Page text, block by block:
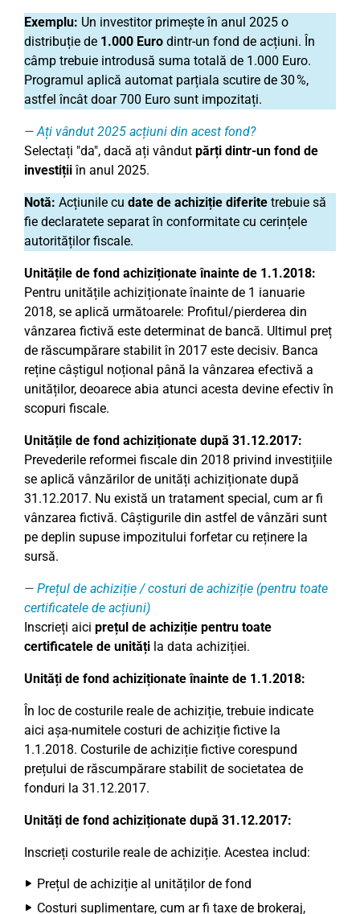
Exemplu: Un investitor primește în anul 2025 o
distribuție de 1.000 Euro dintr-un fond de acțiuni. În
câmp trebuie introdusă suma totală de 1.000 Euro.
Programul aplică automat parțiala scutire de 30 %,
astfel încât doar 700 Euro sunt impozitați.
Ați vândut 2025 acțiuni din acest fond?
Selectați "da", dacă ați vândut părți dintr-un fond de
investițiiîn anul 2025.
Notă: Acțiunile cu date de achiziție diferite trebuie să
fie declaratete separat în conformitate cu cerințele
autorităților fiscale.
Unitățile de fond achiziționate înainte de 1.1.2018:
Pentru unitățile achiziționate înainte de 1 ianuarie
2018, se aplică următoarele: Profitul/pierderea din
vânzarea fictivă este determinat de bancă. Ultimul preț
de răscumpărare stabilit în 2017 este decisiv. Banca
reține câștigul noțional până la vânzarea efectivă a
unităților, deoarece abia atunci acesta devine efectiv în
scopuri fiscale.
Unitățile de fond achiziționate după 31.12.2017:
Prevederile reformei fiscale din 2018 privind investițiile
se aplică vânzărilor de unități achiziționate după
31.12.2017. Nu există un tratament special, cum ar fi
vânzarea fictivă. Câștigurile din astfel de vânzări sunt
pe deplin supuse impozitului forfetar cu reținere la
sursă.
Prețul de achiziție / costuri de achiziție (pentru toate
certificatele de acțiuni)
Inscrieți aici prețul de achiziție pentru toate
certificatele de unități la data achiziției.
Unități de fond achiziționate înainte de 1.1.2018:
În loc de costurile reale de achiziție, trebuie indicate
aici așa-numitele costuri de achiziție fictive la
1.1.2018. Costurile de achiziție fictive corespund
prețului de răscumpărare stabilit de societatea de
fonduri la 31.12.2017.
Unități de fond achiziționate după 31.12.2017:
Inscrieți costurile reale de achiziție. Acestea includ:
Prețul de achiziție al unităților de fond
Costuri suplimentare, cum ar fi taxe de brokeraj,